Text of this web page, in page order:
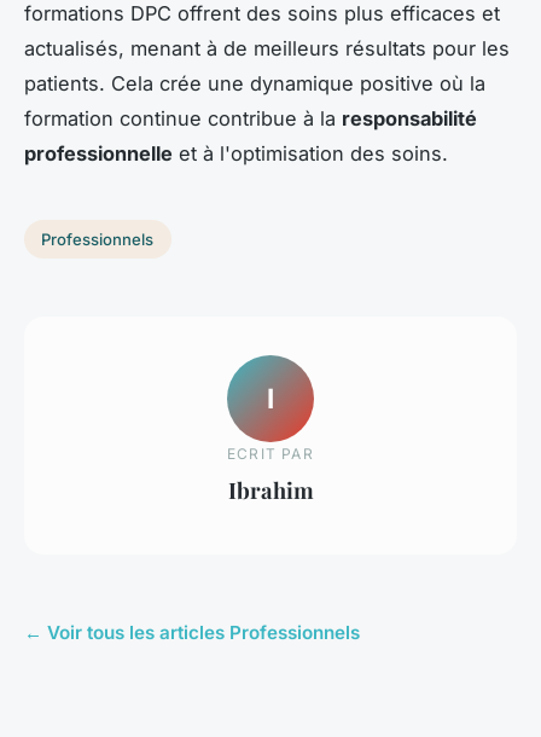
formations DPC offrent des soins plus efficaces et
actualisés, menant à de meilleurs résultats pour les
patients. Cela crée une dynamique positive où la
formation continue contribue à la responsabilité
professionnelle et à l'optimisation des soins.
Professionnels
I
ECRIT PAR
Ibrahim
← Voir tous les articles Professionnels